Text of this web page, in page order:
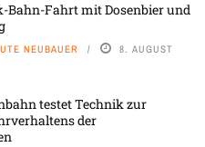
Bahn-Fahrt mit Dosenbier und
NEUBAUER 8. AUGUST
testet Technik zur
der